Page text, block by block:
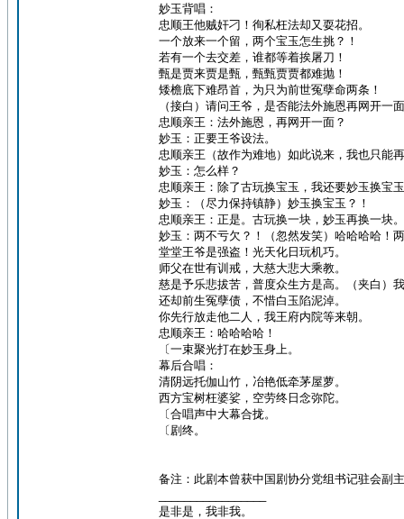
妙玉背唱：
忠顺王他贼奸刁！徇私枉法却又耍花招。
一个放来一个留，两个宝玉怎生挑？！
若有一个去交差，谁都等着挨屠刀！
甄是贾来贾是甄，甄甄贾贾都难抛！
矮檐底下难昂首，为只为前世冤孽命两条！
（接白）请问王爷，是否能法外施恩再网开一
忠顺亲王：法外施恩，再网开一面？
妙玉：正要王爷设法。
忠顺亲王（故作为难地）如此说来，我也只
妙玉：怎么样？
忠顺亲王：除了古玩换宝玉，我还要妙玉换宝
妙玉：（尽力保持镇静）妙玉换宝玉？！
忠顺亲王：正是。古玩换一块，妙玉再换一块
妙玉：两不亏欠？！（忽然发笑）哈哈哈哈！
堂堂王爷是强盗！光天化日玩机巧。
师父在世有训戒，大慈大悲大乘教。
慈是予乐悲拔苦，普度众生方是高。（夹白）
还却前生冤孽债，不惜白玉陷泥淖。
你先行放走他二人，我王府内院等来朝。
忠顺亲王：哈哈哈哈！
〔一束聚光打在妙玉身上。
幕后合唱：
清阴远托伽山竹，冶艳低牵茅屋萝。
西方宝树枉婆娑，空劳终日念弥陀。
〔合唱声中大幕合拢。
〔剧终。
备注：此剧本曾获中国剧协分党组书记驻会副
是非是，我非我。